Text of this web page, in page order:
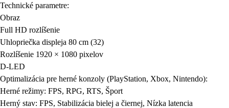
Obraz
Full HD rozlíšenie
Uhlopriečka displeja 80 cm (32)
Rozlíšenie 1920 × 1080 pixelov
D-LED
Optimalizácia pre herné konzoly (PlayStation, Xbox, Nintendo):
Herné režimy: FPS, RPG, RTS, Šport
Herný stav: FPS, Stabilizácia bielej a čiernej, Nízka latencia
Nastavenia: tmavý režim, herná optimalizácia,…